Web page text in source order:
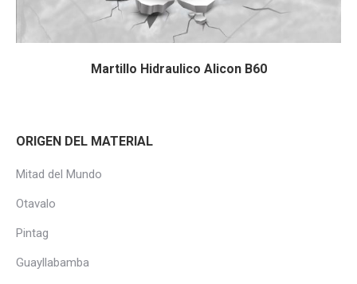
Martillo Hidraulico Alicon B60
ORIGEN DEL MATERIAL
Mitad del Mundo
Otavalo
Pintag
Guayllabamba